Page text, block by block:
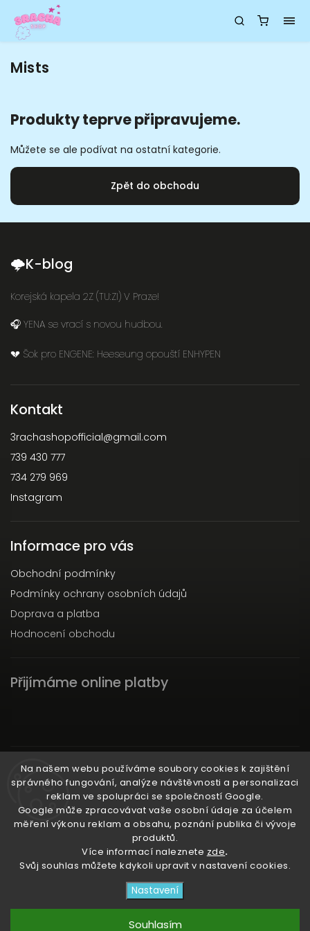
Na našem webu používáme soubory cookies k zajištění
správného fungování, analýze návštěvnosti a personalizaci
reklam ve spolupráci se společností Google.
Google může zpracovávat vaše osobní údaje za účelem
měření výkonu reklam a obsahu, poznání publika či vývoje
produktů.
Více informací naleznete zde.
Svůj souhlas můžete kdykoli upravit v nastavení cookies.
Nastavení
Souhlasím
Mists
Produkty teprve připravujeme.
Můžete se ale podívat na ostatní kategorie.
Zpět do obchodu
🌩K-blog
Korejská kapela 2Z (TU:ZI) V Praze!
🎧 YENA se vrací s novou hudbou.
💔 Šok pro ENGENE: Heeseung opouští ENHYPEN
Kontakt
3rachashopofficial@gmail.com
739 430 777
734 279 969
Instagram
Informace pro vás
Obchodní podmínky
Podmínky ochrany osobních údajů
Doprava a platba
Hodnocení obchodu
Přijímáme online platby
Instagram
Ať už ti nic neunikne!
3RACHAshop
vyhrazena.
Upravit nastavení cookies